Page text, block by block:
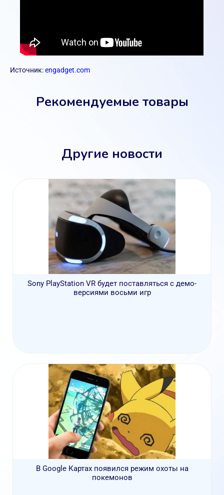
Источник:engadget.com
Рекомендуемые товары
Другие новости
Sony PlayStation VR будет поставляться с демо-
версиями восьми игр
В Google Картах появился режим охоты на
покемонов